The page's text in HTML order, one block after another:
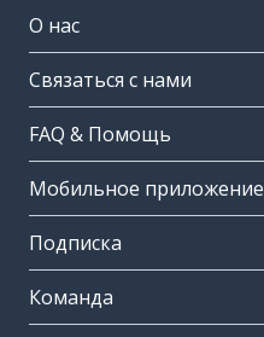
О нас
Связаться с нами
FAQ & Помощь
Мобильное приложение
Подписка
Команда